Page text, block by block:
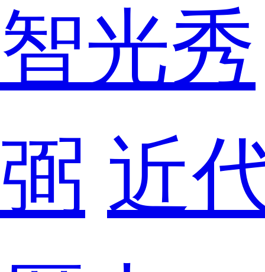
智光秀
弼 近